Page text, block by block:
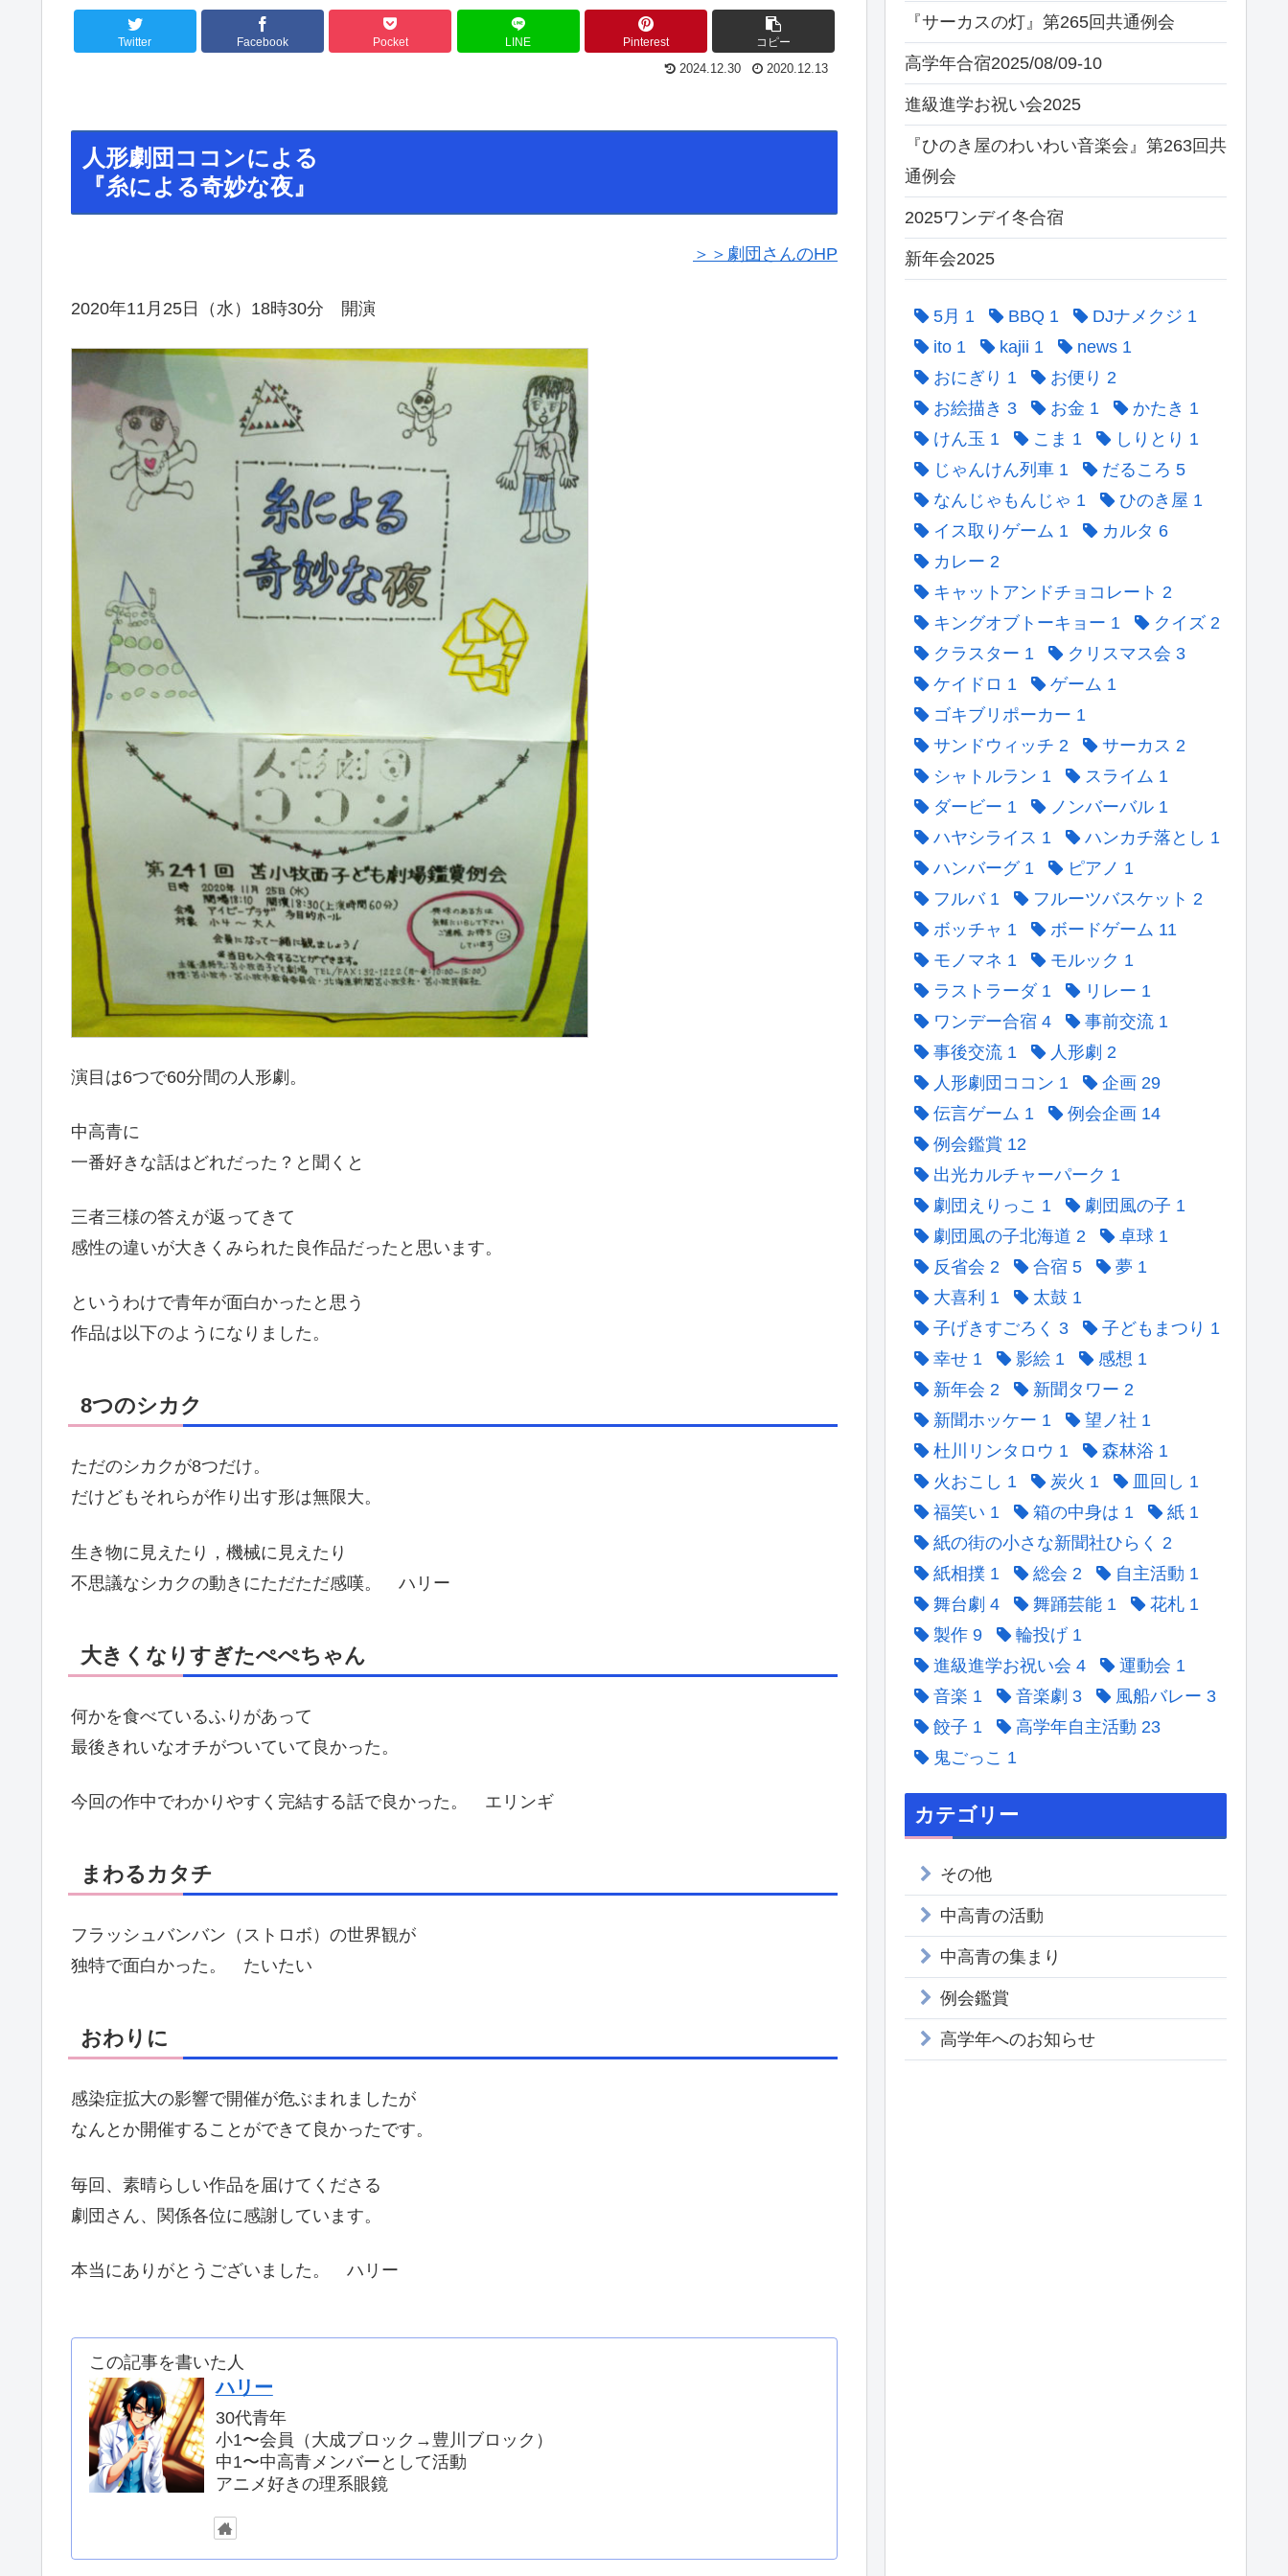
Twitter Facebook Pocket LINE Pinterest コピー
2024.12.30 2020.12.13
人形劇団ココンによる
『糸による奇妙な夜』
＞＞劇団さんのHP
2020年11月25日（水）18時30分 開演
演目は6つで60分間の人形劇。
中高青に
一番好きな話はどれだった？と聞くと
三者三様の答えが返ってきて
感性の違いが大きくみられた良作品だったと思います。
というわけで青年が面白かったと思う
作品は以下のようになりました。
8つのシカク
ただのシカクが8つだけ。
だけどもそれらが作り出す形は無限大。
生き物に見えたり，機械に見えたり
不思議なシカクの動きにただただ感嘆。 ハリー
大きくなりすぎたぺぺちゃん
何かを食べているふりがあって
最後きれいなオチがついていて良かった。
今回の作中でわかりやすく完結する話で良かった。 エリンギ
まわるカタチ
フラッシュバンバン（ストロボ）の世界観が
独特で面白かった。 たいたい
おわりに
感染症拡大の影響で開催が危ぶまれましたが
なんとか開催することができて良かったです。
毎回、素晴らしい作品を届けてくださる
劇団さん、関係各位に感謝しています。
本当にありがとうございました。 ハリー
この記事を書いた人
ハリー
30代青年
小1〜会員（大成ブロック→豊川ブロック）
中1〜中高青メンバーとして活動
アニメ好きの理系眼鏡
『サーカスの灯』第265回共通例会
高学年合宿2025/08/09-10
進級進学お祝い会2025
『ひのき屋のわいわい音楽会』第263回共
通例会
2025ワンデイ冬合宿
新年会2025
5月 1 BBQ 1 DJナメクジ 1
ito 1 kajii 1 news 1
おにぎり 1 お便り 2
お絵描き 3 お金 1 かたき 1
けん玉 1 こま 1 しりとり 1
じゃんけん列車 1 だるころ 5
なんじゃもんじゃ 1 ひのき屋 1
イス取りゲーム 1 カルタ 6
カレー 2
キャットアンドチョコレート 2
キングオブトーキョー 1 クイズ 2
クラスター 1 クリスマス会 3
ケイドロ 1 ゲーム 1
ゴキブリポーカー 1
サンドウィッチ 2 サーカス 2
シャトルラン 1 スライム 1
ダービー 1 ノンバーバル 1
ハヤシライス 1 ハンカチ落とし 1
ハンバーグ 1 ピアノ 1
フルバ 1 フルーツバスケット 2
ボッチャ 1 ボードゲーム 11
モノマネ 1 モルック 1
ラストラーダ 1 リレー 1
ワンデー合宿 4 事前交流 1
事後交流 1 人形劇 2
人形劇団ココン 1 企画 29
伝言ゲーム 1 例会企画 14
例会鑑賞 12
出光カルチャーパーク 1
劇団えりっこ 1 劇団風の子 1
劇団風の子北海道 2 卓球 1
反省会 2 合宿 5 夢 1
大喜利 1 太鼓 1
子げきすごろく 3 子どもまつり 1
幸せ 1 影絵 1 感想 1
新年会 2 新聞タワー 2
新聞ホッケー 1 望ノ社 1
杜川リンタロウ 1 森林浴 1
火おこし 1 炭火 1 皿回し 1
福笑い 1 箱の中身は 1 紙 1
紙の街の小さな新聞社ひらく 2
紙相撲 1 総会 2 自主活動 1
舞台劇 4 舞踊芸能 1 花札 1
製作 9 輪投げ 1
進級進学お祝い会 4 運動会 1
音楽 1 音楽劇 3 風船バレー 3
餃子 1 高学年自主活動 23
鬼ごっこ 1
カテゴリー
その他
中高青の活動
中高青の集まり
例会鑑賞
高学年へのお知らせ